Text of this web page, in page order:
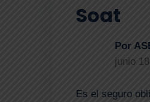
Soat
Por
junio
Es el seguro